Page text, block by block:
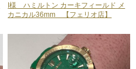
I様 ハミルトン カーキフィールド メ
カニカル36mm 【フェリオ店】